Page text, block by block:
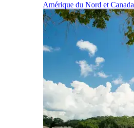
Amérique du Nord et Canada